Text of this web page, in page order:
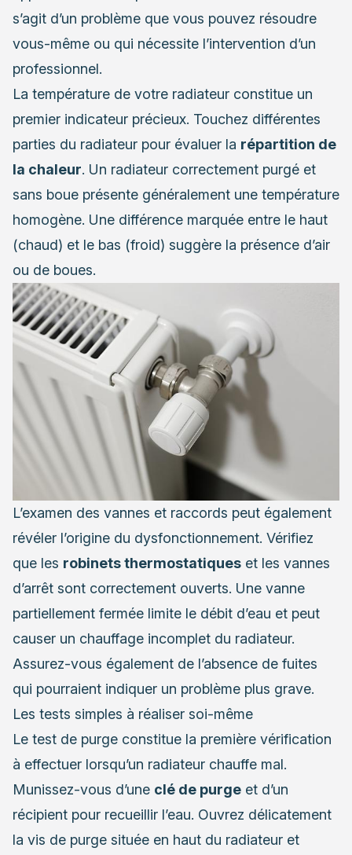
s’agit d’un problème que vous pouvez résoudre
vous-même ou qui nécessite l’intervention d’un
professionnel.
La température de votre radiateur constitue un
premier indicateur précieux. Touchez différentes
parties du radiateur pour évaluer la répartition de
la chaleur. Un radiateur correctement purgé et
sans boue présente généralement une température
homogène. Une différence marquée entre le haut
(chaud) et le bas (froid) suggère la présence d’air
ou de boues.
L’examen des vannes et raccords peut également
révéler l’origine du dysfonctionnement. Vérifiez
que les robinets thermostatiques et les vannes
d’arrêt sont correctement ouverts. Une vanne
partiellement fermée limite le débit d’eau et peut
causer un chauffage incomplet du radiateur.
Assurez-vous également de l’absence de fuites
qui pourraient indiquer un problème plus grave.
Les tests simples à réaliser soi-même
Le test de purge constitue la première vérification
à effectuer lorsqu’un radiateur chauffe mal.
Munissez-vous d’une clé de purge et d’un
récipient pour recueillir l’eau. Ouvrez délicatement
la vis de purge située en haut du radiateur et